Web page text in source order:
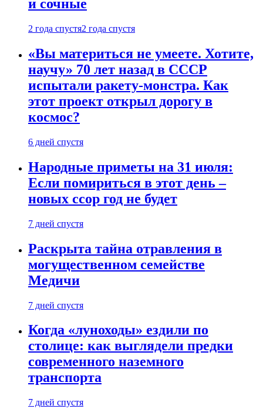
и сочные
2 года спустя2 года спустя
«Вы материться не умеете. Хотите,
научу» 70 лет назад в СССР
испытали ракету-монстра. Как
этот проект открыл дорогу в
космос?
6 дней спустя
Народные приметы на 31 июля:
Если помириться в этот день –
новых ссор год не будет
7 дней спустя
Раскрыта тайна отравления в
могущественном семействе
Медичи
7 дней спустя
Когда «луноходы» ездили по
столице: как выглядели предки
современного наземного
транспорта
7 дней спустя